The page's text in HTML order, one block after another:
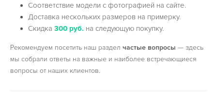
Соответствие модели с фотографией на сайте.
Доставка нескольких размеров на примерку.
Скидка300 руб. на следующую покупку.
Рекомендуем посетить наш раздел частые вопросы — здесь
мы собрали ответы на важные и наиболее встречающиеся
вопросы от наших клиентов.